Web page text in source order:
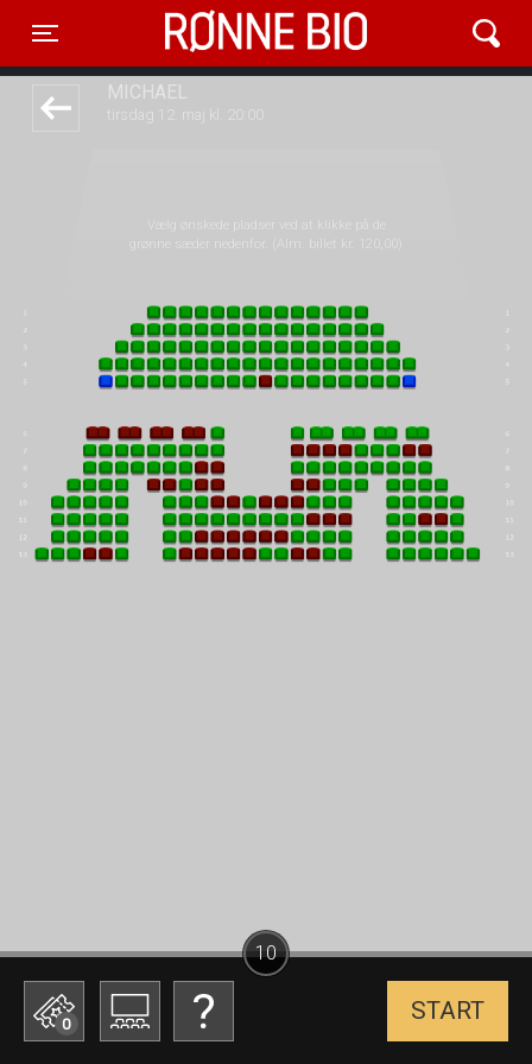
Toggle navigation
Rønne Bio
MICHAEL
tirsdag 12. maj kl. 20:00
Vælg ønskede pladser ved at klikke på de
grønne sæder nedenfor. (Alm. billet kr. 120,00)
0 START
10
front03-cc 045404